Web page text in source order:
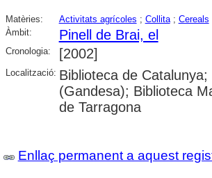
Matèries: Activitats agrícoles ; Collita; Cereals
Àmbit:
Pinell de Brai, el
Cronologia: [2002]
Localització: Biblioteca de
(Gandesa); Biblioteca
de Tarragona
Enllaç permanent a aquest